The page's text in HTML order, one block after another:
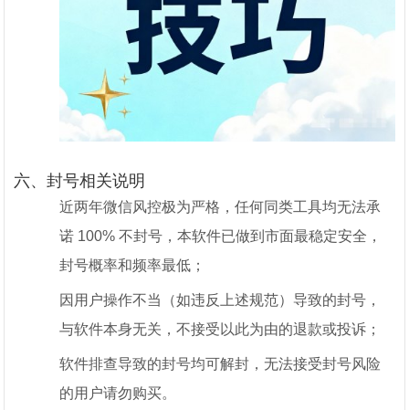
六、封号相关说明
近两年微信风控极为严格，任何同类工具均无法承
诺 100% 不封号，本软件已做到市面最稳定安全，
封号概率和频率最低；
因用户操作不当（如违反上述规范）导致的封号，
与软件本身无关，不接受以此为由的退款或投诉；
软件排查导致的封号均可解封，无法接受封号风险
的用户请勿购买。